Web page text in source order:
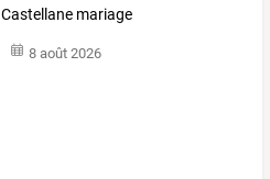
Castellane mariage
8 août 2026